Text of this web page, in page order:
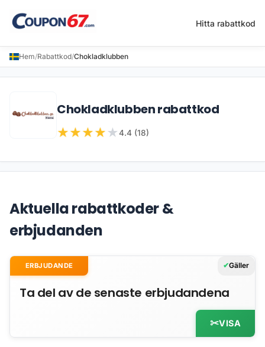
Hitta rabattkod
Hem/Rabattkod/Chokladklubben
Chokladklubben rabattkod
★★★★ ★4.4 (18)
Aktuella rabattkoder &
erbjudanden
ERBJUDANDE Gäller
Ta del av de senaste erbjudandena
VISA